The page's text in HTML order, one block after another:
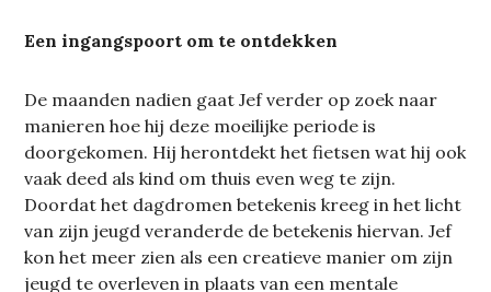
Een ingangspoort om te ontdekken
De maanden nadien gaat Jef verder op zoek naar
manieren hoe hij deze moeilijke periode is
doorgekomen. Hij herontdekt het fietsen wat hij ook
vaak deed als kind om thuis even weg te zijn.
Doordat het dagdromen betekenis kreeg in het licht
van zijn jeugd veranderde de betekenis hiervan. Jef
kon het meer zien als een creatieve manier om zijn
jeugd te overleven in plaats van een mentale